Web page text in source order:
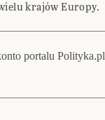
krajów Europy.
portalu Polityka.pl